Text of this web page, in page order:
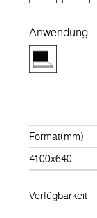
Anwendung
Format(mm)
4100x640
Verfügbarkeit